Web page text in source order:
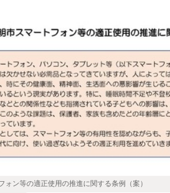
ォン等の適正使用の推進に関する条例（案）